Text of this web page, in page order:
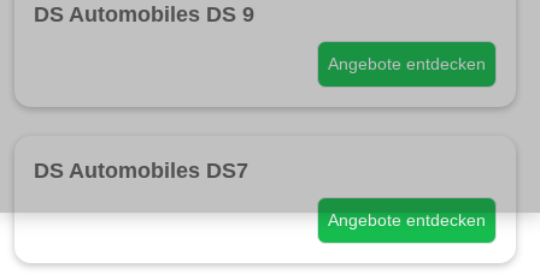
DS Automobiles DS 9
Angebote entdecken
DS Automobiles DS7
Angebote entdecken